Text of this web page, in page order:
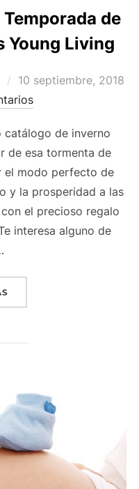
de
Young Living
Publicado
el
10 septiembre, 2018
catálogo de inverno
de esa tormenta de
el modo perfecto de
y la prosperidad a las
el precioso regalo
interesa alguno de
«NUEVO CATÁLOGO DE